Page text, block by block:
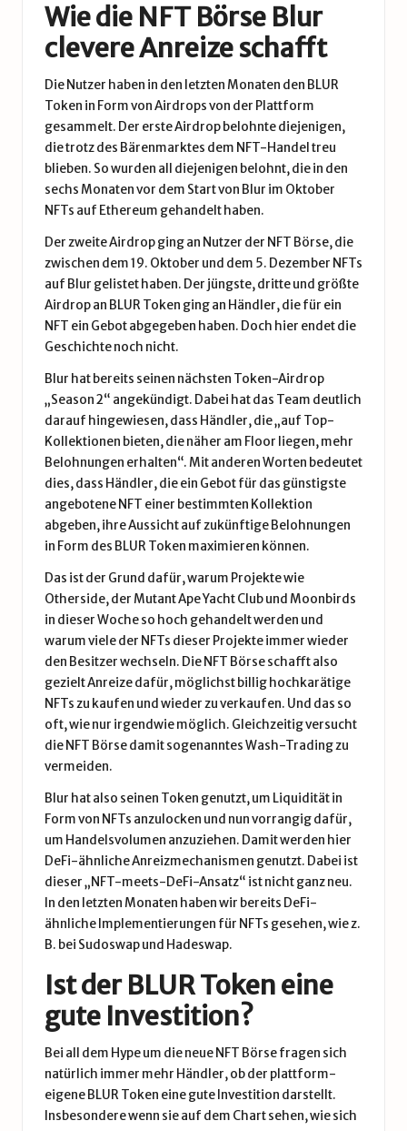
Wie die NFT Börse Blur
clevere Anreize schafft
Die Nutzer haben in den letzten Monaten den BLUR
Token in Form von Airdrops von der Plattform
gesammelt. Der erste Airdrop belohnte diejenigen,
die trotz des Bärenmarktes dem NFT-Handel treu
blieben. So wurden all diejenigen belohnt, die in den
sechs Monaten vor dem Start von Blur im Oktober
NFTs auf Ethereum gehandelt haben.
Der zweite Airdrop ging an Nutzer der NFT Börse, die
zwischen dem 19. Oktober und dem 5. Dezember NFTs
auf Blur gelistet haben. Der jüngste, dritte und größte
Airdrop an BLUR Token ging an Händler, die für ein
NFT ein Gebot abgegeben haben. Doch hier endet die
Geschichte noch nicht.
Blur hat bereits seinen nächsten Token-Airdrop
„Season 2“ angekündigt. Dabei hat das Team deutlich
darauf hingewiesen, dass Händler, die „auf Top-
Kollektionen bieten, die näher am Floor liegen, mehr
Belohnungen erhalten“. Mit anderen Worten bedeutet
dies, dass Händler, die ein Gebot für das günstigste
angebotene NFT einer bestimmten Kollektion
abgeben, ihre Aussicht auf zukünftige Belohnungen
in Form des BLUR Token maximieren können.
Das ist der Grund dafür, warum Projekte wie
Otherside, der Mutant Ape Yacht Club und Moonbirds
in dieser Woche so hoch gehandelt werden und
warum viele der NFTs dieser Projekte immer wieder
den Besitzer wechseln. Die NFT Börse schafft also
gezielt Anreize dafür, möglichst billig hochkarätige
NFTs zu kaufen und wieder zu verkaufen. Und das so
oft, wie nur irgendwie möglich. Gleichzeitig versucht
die NFT Börse damit sogenanntes Wash-Trading zu
vermeiden.
Blur hat also seinen Token genutzt, um Liquidität in
Form von NFTs anzulocken und nun vorrangig dafür,
um Handelsvolumen anzuziehen. Damit werden hier
DeFi-ähnliche Anreizmechanismen genutzt. Dabei ist
dieser „NFT-meets-DeFi-Ansatz“ ist nicht ganz neu.
In den letzten Monaten haben wir bereits DeFi-
ähnliche Implementierungen für NFTs gesehen, wie z.
B. bei Sudoswap und Hadeswap.
Ist der BLUR Token eine
gute Investition?
Bei all dem Hype um die neue NFT Börse fragen sich
natürlich immer mehr Händler, ob der plattform-
eigene BLUR Token eine gute Investition darstellt.
Insbesondere wenn sie auf dem Chart sehen, wie sich